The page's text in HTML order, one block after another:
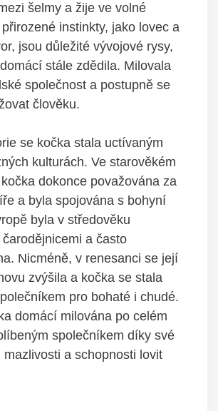
šelmy a žije ve volné
instinkty, jako lovec a
jsou důležité vývojové rysy,
stále zdědila. Milovala
společnost a postupně se
člověku.
se kočka stala uctívaným
kulturách. Ve starověkém
dokonce považována za
a byla spojována s bohyní
byla v středověku
a často
Nicméně, v renesanci se její
zvýšila a kočka se stala
pro bohaté i chudé.
domácí milována po celém
společníkem díky své
mazlivosti a schopnosti lovit